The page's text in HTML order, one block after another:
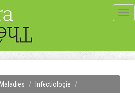
Maladies Infectiologie